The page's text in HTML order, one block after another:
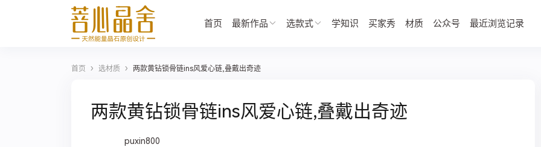
首页 最新作品 选款式 学知识 买家秀 材质 公众号 最近浏览记录
首页 › 选材质 › 两款黄钻锁骨链ins风爱心链,叠戴出奇迹
两款黄钻锁骨链ins风爱心链,叠戴出奇迹
puxin800